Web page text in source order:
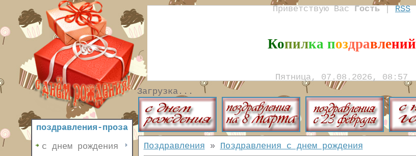
поздравления-проза
с днем рождения
Приветствую Вас Гость|RSS
Копилка поздравлений
Пятница, 07.08.2026, 08:57
Загрузка...
Поздравления » Поздравления с днем рождения